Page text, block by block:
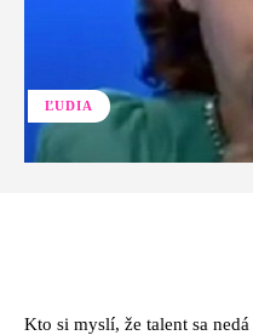
ĽUDIA
Kto si myslí, že talent sa